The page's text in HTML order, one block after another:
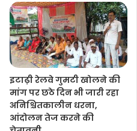
इटाढ़ी रेलवे गुमटी खोलने की
मांग पर छठे दिन भी जारी रहा
अनिश्चितकालीन धरना,
आंदोलन तेज करने की